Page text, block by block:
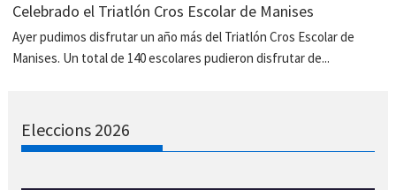
Celebrado el Triatlón Cros Escolar de Manises
Ayer pudimos disfrutar un año más del Triatlón Cros Escolar de
Manises. Un total de 140 escolares pudieron disfrutar de...
Eleccions 2026